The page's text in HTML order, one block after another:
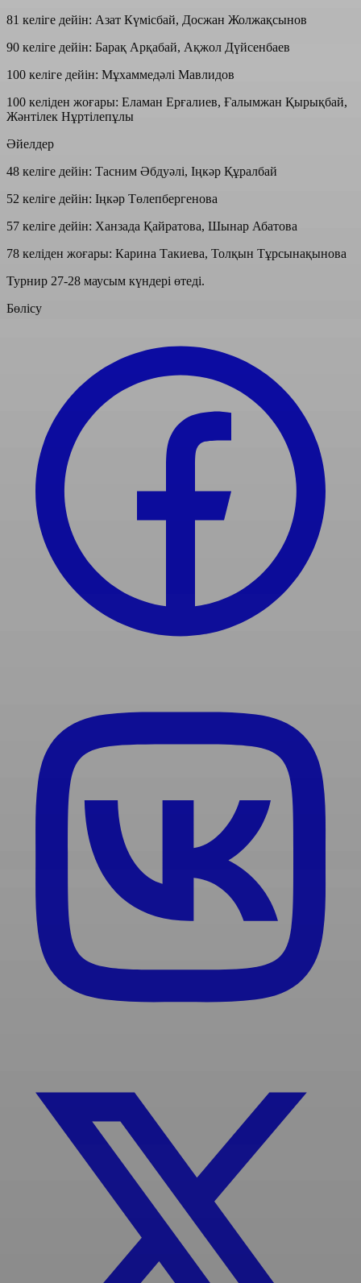
81 келіге дейін: Азат Күмісбай, Досжан Жолжақсынов
90 келіге дейін: Барақ Арқабай, Ақжол Дүйсенбаев
100 келіге дейін: Мұхаммедәлі Мавлидов
100 келіден жоғары: Еламан Ерғалиев, Ғалымжан Қырықбай,
Жәнтілек Нұртілепұлы
Әйелдер
48 келіге дейін: Тасним Әбдуәлі, Іңкәр Құралбай
52 келіге дейін: Іңкәр Төлепбергенова
57 келіге дейін: Ханзада Қайратова, Шынар Абатова
78 келіден жоғары: Карина Такиева, Толқын Тұрсынақынова
Турнир 27-28 маусым күндері өтеді.
Бөлісу